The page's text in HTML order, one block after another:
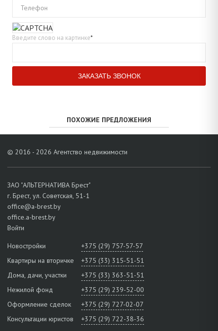
Телефон
Введите слово на картинке*
ПОХОЖИЕ ПРЕДЛОЖЕНИЯ
© 2016 - 2026 Агентство недвижимости
ЗАО "АЛЬТЕРНАТИВА Брест"
г. Брест, ул. Советская, 51-1
office@a-brest.by
office.a-brest.by
Войти
Новостройки
+375 (29) 757-57-57
Квартиры на вторичке
+375 (33) 315-51-51
Дома, дачи, участки
+375 (33) 363-51-51
Нежилой фонд
+375 (29) 239-52-00
Оформление сделок
+375 (29) 727-02-07
Консультации юристов
+375 (29) 722-38-36